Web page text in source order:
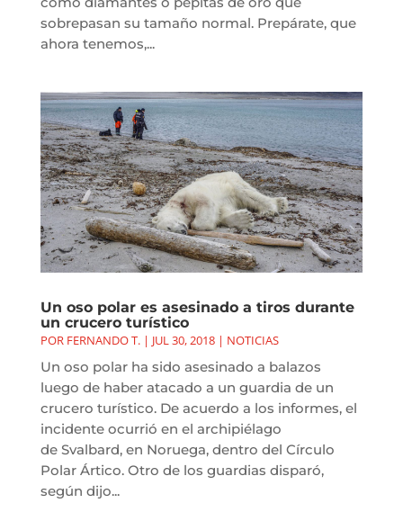
sobrepasan su tamaño normal. Prepárate, que
ahora tenemos,...
Un oso polar es asesinado a tiros durante
un crucero turístico
POR FERNANDO T.| JUL 30, 2018| NOTICIAS
Un oso polar ha sido asesinado a balazos
luego de haber atacado a un guardia de un
crucero turístico. De acuerdo a los informes, el
incidente ocurrió en el archipiélago
de Svalbard, en Noruega, dentro del Círculo
Polar Ártico. Otro de los guardias disparó,
según dijo...